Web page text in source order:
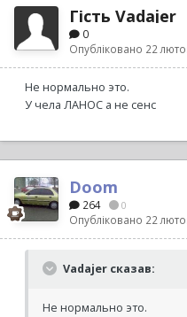
Гість Vadajer
0
Опубліковано 22
Не нормально это.
У чела ЛАНОС а не сенс
Doom
264 0
Опубліковано 22
Vadajer сказав:
Не нормально это.